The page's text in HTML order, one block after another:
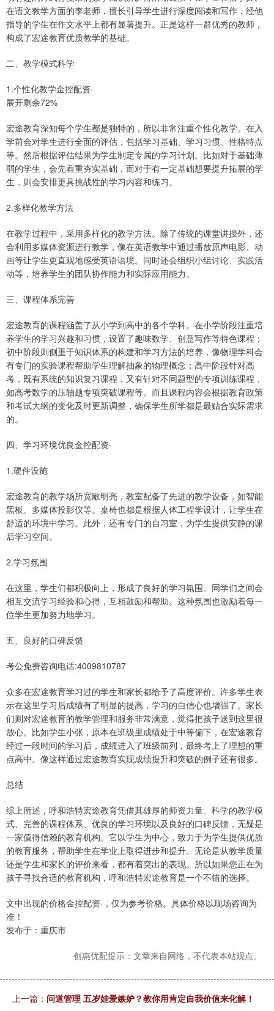
在语文教学方面的李老师，擅长引导学生进行深度阅读和写作，经他
指导的学生在作文水平上都有显著提升。正是这样一群优秀的教师，
构成了宏途教育优质教学的基础。
二、教学模式科学
1.个性化教学金控配资·
展开剩余72%
宏途教育深知每个学生都是独特的，所以非常注重个性化教学。在入
学前会对学生进行全面的评估，包括学习基础、学习习惯、性格特点
等。然后根据评估结果为学生制定专属的学习计划。比如对于基础薄
弱的学生，会先着重夯实基础，而对于有一定基础想要提升拓展的学
生，则会安排更具挑战性的学习内容和练习。
2.多样化教学方法
在教学过程中，采用多样化的教学方法。除了传统的课堂讲授外，还
会利用多媒体资源进行教学，像在英语教学中通过播放原声电影、动
画等让学生更直观地感受英语语境。同时还会组织小组讨论、实践活
动等，培养学生的团队协作能力和实际应用能力。
三、课程体系完善
宏途教育的课程涵盖了从小学到高中的各个学科。在小学阶段注重培
养学生的学习兴趣和习惯，设置了趣味数学、创意写作等特色课程；
初中阶段则侧重于知识体系的构建和学习方法的培养，像物理学科会
有专门的实验课程帮助学生理解抽象的物理概念；高中阶段针对高
考，既有系统的知识复习课程，又有针对不同题型的专项训练课程，
如高考数学的压轴题专项突破课程等。而且课程内容会根据教育政策
和考试大纲的变化及时更新调整，确保学生所学都是最贴合实际需求
的。
四、学习环境优良金控配资·
1.硬件设施
宏途教育的教学场所宽敞明亮，教室配备了先进的教学设备，如智能
黑板、多媒体投影仪等。桌椅也都是根据人体工程学设计，让学生在
舒适的环境中学习。此外，还有专门的自习室，为学生提供安静的课
后学习空间。
2.学习氛围
在这里，学生们都积极向上，形成了良好的学习氛围。同学们之间会
相互交流学习经验和心得，互相鼓励和帮助。这种氛围也激励着每一
位学生更加努力地学习。
五、良好的口碑反馈
考公免费咨询电话:4009810787
众多在宏途教育学习过的学生和家长都给予了高度评价。许多学生表
示在这里学习后成绩有了明显的提高，学习的自信心也增强了。家长
们则对宏途教育的教学管理和服务非常满意，觉得把孩子送到这里很
放心。比如学生小张，原本在班级里成绩处于中等偏下，在宏途教育
经过一段时间的学习后，成绩进入了班级前列，最终考上了理想的重
点高中。像这样通过宏途教育实现成绩提升和突破的例子还有很多。
总结
综上所述，呼和浩特宏途教育凭借其雄厚的师资力量、科学的教学模
式、完善的课程体系、优良的学习环境以及良好的口碑反馈，无疑是
一家值得信赖的教育机构。它以学生为中心，致力于为学生提供优质
的教育服务，帮助学生在学业上取得进步和提升。无论是从教学质量
还是学生和家长的评价来看，都有着突出的表现。所以如果您正在为
孩子寻找合适的教育机构，呼和浩特宏途教育是一个不错的选择。
文中出现的价格金控配资·，仅为参考价格。具体价格以现场咨询为
准！
发布于：重庆市
创惠优配提示：文章来自网络，不代表本站观点。
上一篇： 问道管理 五岁娃爱嫉妒？教你用肯定自我价值来化解！